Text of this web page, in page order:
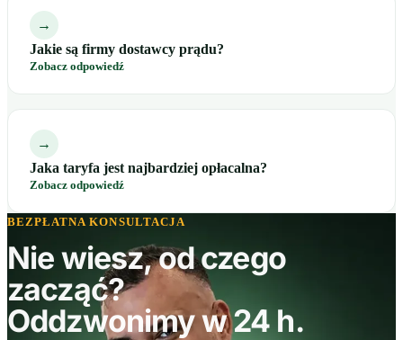
→
Jakie są firmy dostawcy prądu?
Zobacz odpowiedź
→
Jaka taryfa jest najbardziej opłacalna?
Zobacz odpowiedź
BEZPŁATNA KONSULTACJA
Nie wiesz, od czego
zacząć?
Oddzwonimy w 24 h.